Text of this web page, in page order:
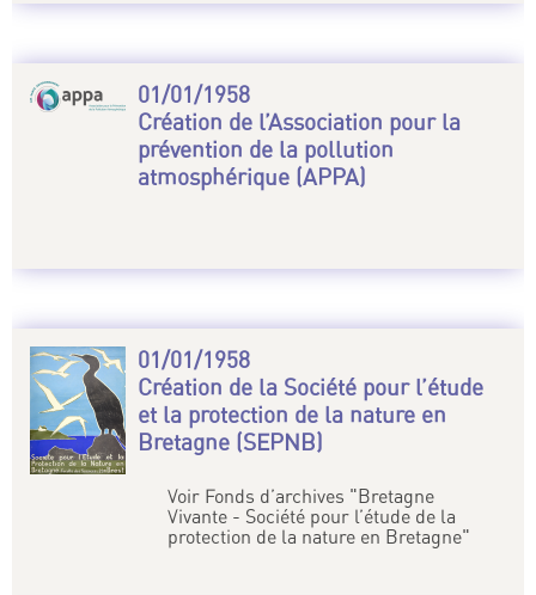
01/01/1958
Création de l’Association pour la
prévention de la pollution
atmosphérique (APPA)
01/01/1958
Création de la Société pour l’étude
et la protection de la nature en
Bretagne (SEPNB)
Voir Fonds d’archives "Bretagne
Vivante - Société pour l’étude de la
protection de la nature en Bretagne"